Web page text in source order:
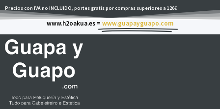
al
Precios con IVA no INCLUIDO, portes gratis por compras superiores a 120€
www.h2oakua.es = www.guapayguapo.com